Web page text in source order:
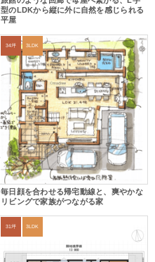
型のLDKから縦に外に自然を感じられる
平屋
34坪 3LDK
毎日顔を合わせる帰宅動線と、爽やかな
リビングで家族がつながる家
31坪 3LDK